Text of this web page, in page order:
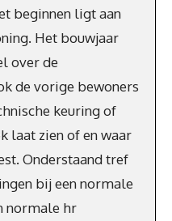
beginnen ligt aan
Het bouwjaar
over de
de vorige bewoners
keuring of
laat zien of en waar
Onderstaand tref
bij een normale
normale hr